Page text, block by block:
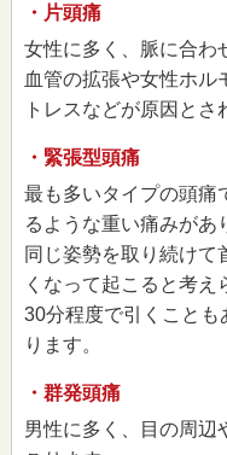
・片頭痛
女性に多く、脈に合わ
血管の拡張や女性ホル
トレスなどが原因とさ
・緊張型頭痛
最も多いタイプの頭痛
るような重い痛みがあ
同じ姿勢を取り続けて
くなって起こると考え
30分程度で引くことも
ります。
・群発頭痛
男性に多く、目の周辺